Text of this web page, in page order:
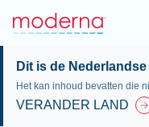
Dit is de
Het kan inhoud bevatten die
VERANDER LAND